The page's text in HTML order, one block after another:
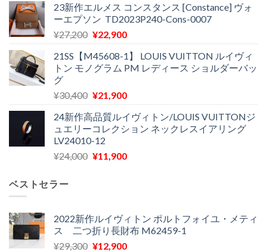
価
格
は
で
し
の
価
格
¥18,300
で
23新作エルメス コンスタンス [Constance] ヴォ
ーエプソン TD2023P240-Cons-0007
¥27,200 元
価
格
¥27,200
し
た。
¥22,900現
の
価
は
で
す。
21SS【M45608-1】 LOUIS VUITTON ルイヴィ
トン モノグラム PM レディース ショルダーバッ
グ
¥30,400 元
価
格
は
¥30,400
¥21,900現
の
価
は
24新作高品質ルイヴィトン/LOUIS VUITTONジ
ュエリーコレクション ネックレスイアリング
LV24010-12
¥24,000 元
¥24,000
で
し
¥11,900現
は
¥11,900
で
ベストセラー
2022新作ルイヴィトン ポルトフォイユ・メティ
ス 二つ折り長財布 M62459-1
¥29,300 元
¥12,900現